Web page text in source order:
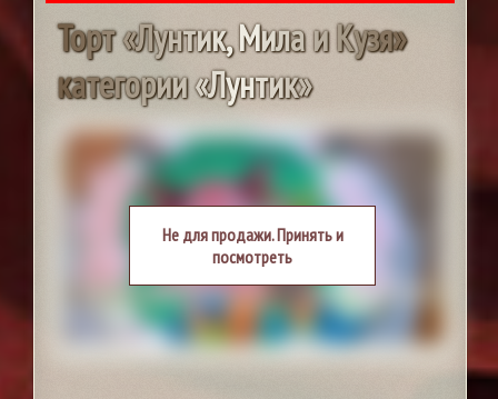
Торт«Лунтик,МилаиКузя»
категории«Лунтик»
Не для продажи. Принять и
посмотреть